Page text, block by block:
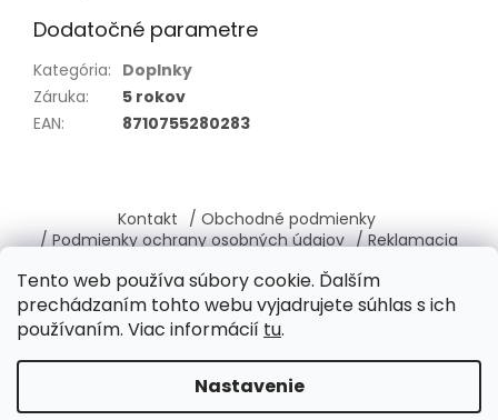
Tento web používa súbory cookie. Ďalším
prechádzaním tohto webu vyjadrujete súhlas s ich
používaním. Viac informácií tu.
Nastavenie
Dodatočné parametre
Kategória: Doplnky
Záruka:
5 rokov
EAN: 8710755280283
p
ä
Kontakt / Obchodné podmienky
/ Podmienky ochrany osobných údajov / Reklamacia